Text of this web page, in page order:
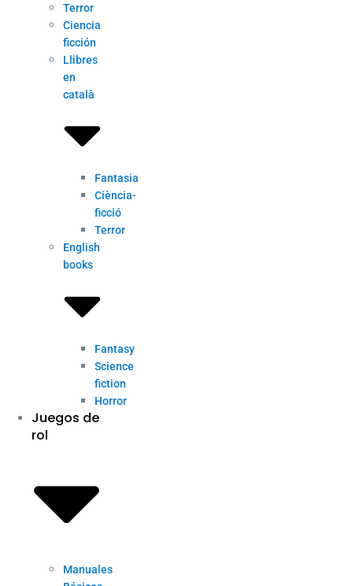
Terror
Ciencia
ficción
Llibres
en
català
Fantasia
Ciència-
ficció
Terror
English
books
Fantasy
Science
fiction
Horror
Juegos de
rol
Manuales